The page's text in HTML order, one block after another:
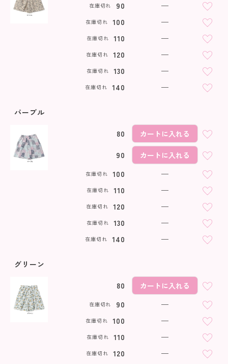
90
在庫切れ
—
100
在庫切れ
—
110
在庫切れ
—
120
在庫切れ
—
130
在庫切れ
—
140
在庫切れ —
パープル
80 カートに入れる
90
カートに入れる
100
在庫切れ
—
110
在庫切れ
—
120
在庫切れ
—
130
在庫切れ
—
140
在庫切れ —
グリーン
80
カートに入れる
90
在庫切れ
—
100
在庫切れ
—
110
在庫切れ
—
120
在庫切れ
—